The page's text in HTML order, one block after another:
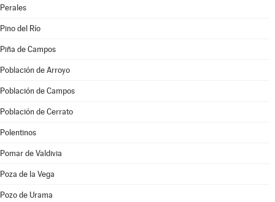
Perales
Pino del Río
Piña de Campos
Población de Arroyo
Población de Campos
Población de Cerrato
Polentinos
Pomar de Valdivia
Poza de la Vega
Pozo de Urama